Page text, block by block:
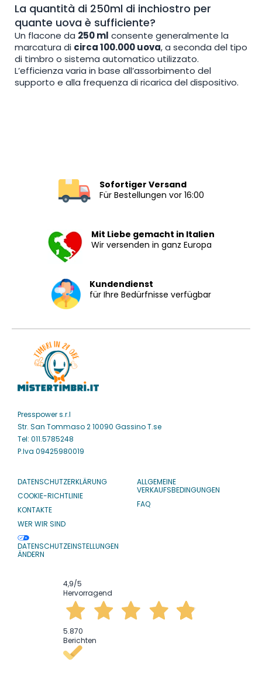
La quantità di 250ml di inchiostro per
quante uova è sufficiente?
Un flacone da 250 ml consente generalmente la
marcatura di circa 100.000 uova, a seconda del tipo
di timbro o sistema automatico utilizzato.
L’efficienza varia in base all’assorbimento del
supporto e alla frequenza di ricarica del dispositivo.
Sofortiger Versand
Für Bestellungen vor 16:00
Mit Liebe gemacht in Italien
Wir versenden in ganz Europa
Kundendienst
für Ihre Bedürfnisse verfügbar
Presspower s.r.l
Str. San Tommaso 2 10090 Gassino T.se
Tel: 011.5785248
P.Iva 09425980019
DATENSCHUTZERKLÄRUNG
COOKIE-RICHTLINIE
KONTAKTE
WER WIR SIND
DATENSCHUTZEINSTELLUNGEN
ÄNDERN
ALLGEMEINE
VERKAUFSBEDINGUNGEN
FAQ
4,9/5
Hervorragend
5.870
Berichten